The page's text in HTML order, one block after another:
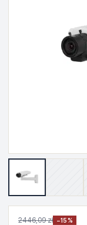
2446,09 zł −15%